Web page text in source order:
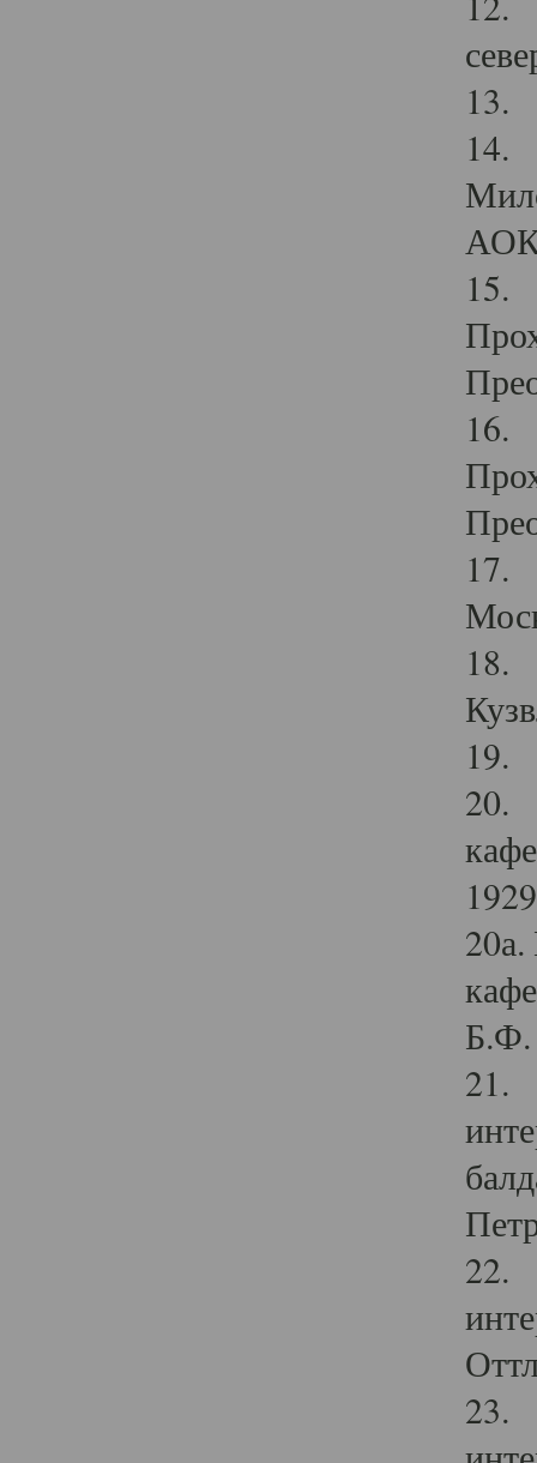
13.
14.
15.
16.
17.
18.
19.
20.
Б.Ф.
21.
22.
23.